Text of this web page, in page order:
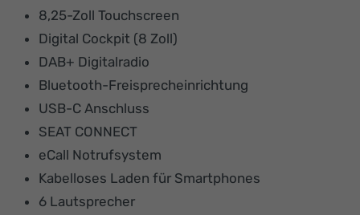
8,25-Zoll Touchscreen
Digital Cockpit (8 Zoll)
DAB+ Digitalradio
Bluetooth-Freisprecheinrichtung
USB-C Anschluss
SEAT CONNECT
eCall Notrufsystem
Kabelloses Laden für Smartphones
6 Lautsprecher